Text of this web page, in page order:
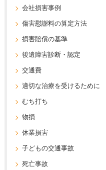
会社損害事例
傷害慰謝料の算定方法
損害賠償の基準
後遺障害診断・認定
交通費
適切な治療を受けるために
むち打ち
物損
休業損害
子どもの交通事故
死亡事故